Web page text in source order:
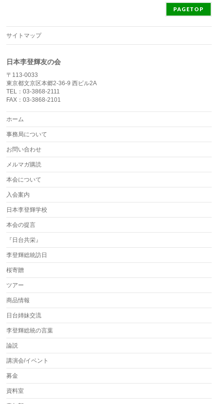
PAGETOP
サイトマップ
日本李登輝友の会
〒113-0033
東京都文京区本郷2-36-9 西ビル2A
TEL：03-3868-2111
FAX：03-3868-2101
ホーム
事務局について
お問い合わせ
メルマガ購読
本会について
入会案内
日本李登輝学校
本会の提言
『日台共栄』
李登輝総統訪日
桜寄贈
ツアー
商品情報
日台姉妹交流
李登輝総統の言葉
論説
講演会/イベント
募金
資料室